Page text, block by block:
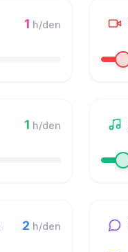
1 h/den
1 h/den
2 h/den